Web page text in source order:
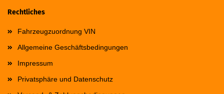
Rechtliches
Fahrzeugzuordnung VIN
Allgemeine Geschäftsbedingungen
Impressum
Privatsphäre und Datenschutz